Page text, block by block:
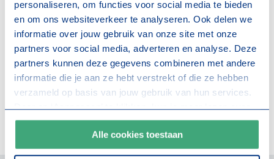
personaliseren, om functies voor social media te bieden
en om ons websiteverkeer te analyseren. Ook delen we
informatie over jouw gebruik van onze site met onze
partners voor social media, adverteren en analyse. Deze
partners kunnen deze gegevens combineren met andere
informatie die je aan ze hebt verstrekt of die ze hebben
verzameld op basis van jouw gebruik van hun services.
Door op ‘Aanpassen’ te klikken, kun je meer lezen over
onze cookies en je voorkeuren aanpassen. Door op ‘Alle
cookies toestaan’ te klikken, ga je akkoord met het
gebruik van alle cookies zoals omschreven in onze
Alle cookies toestaan
Eiland 5 sluit naadloos aan op de natuurinclusieve visie
van Rengerswetering. De wijk biedt een aantrekkelijke,
groene buitenruimte met pergola’s vol bloeiende
beplanting, groene gevels, een speelpark en
toegankelijke wandel- en fietsroutes. Het is een veilige,
kindvriendelijke plek waar bewoners kunnen bewegen,
spelen en ontmoeten.